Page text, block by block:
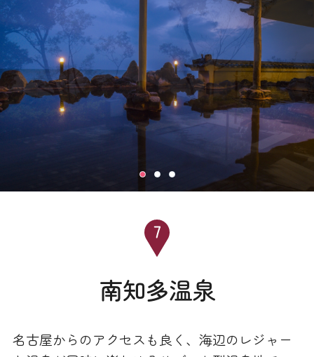
南知多温泉
名古屋からのアクセスも良く、海辺のレジャー